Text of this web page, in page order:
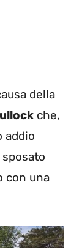
della
che,
addio
con una